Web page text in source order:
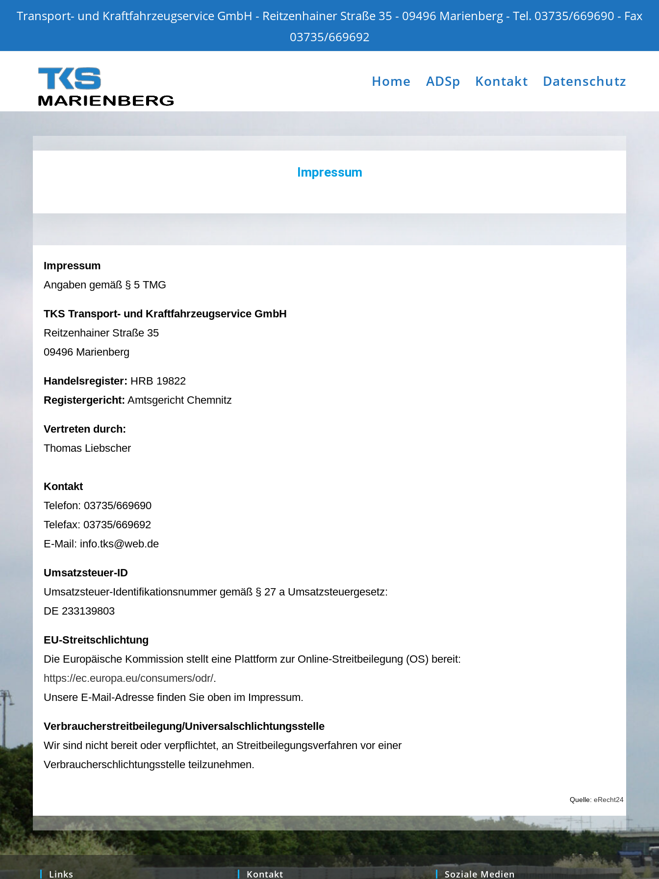
Transport- und Kraftfahrzeugservice GmbH - Reitzenhainer Straße 35 - 09496 Marienberg - Tel. 03735/669690 - Fax
03735/669692
Home ADSp Kontakt Datenschutz
Impressum
Impressum
Angaben gemäß § 5 TMG
TKS Transport- und Kraftfahrzeugservice GmbH
Reitzenhainer Straße 35
09496 Marienberg
Handelsregister: HRB 19822
Registergericht: Amtsgericht Chemnitz
Vertreten durch:
Thomas Liebscher
Kontakt
Telefon: 03735/669690
Telefax: 03735/669692
E-Mail: info.tks@web.de
Umsatzsteuer-ID
Umsatzsteuer-Identifikationsnummer gemäß § 27 a Umsatzsteuergesetz:
DE 233139803
EU-Streitschlichtung
Die Europäische Kommission stellt eine Plattform zur Online-Streitbeilegung (OS) bereit:
https://ec.europa.eu/consumers/odr/.
Unsere E-Mail-Adresse finden Sie oben im Impressum.
Verbraucherstreitbeilegung/Universalschlichtungsstelle
Wir sind nicht bereit oder verpflichtet, an Streitbeilegungsverfahren vor einer
Verbraucherschlichtungsstelle teilzunehmen.
Quelle: eRecht24
Links Kontakt Soziale Medien